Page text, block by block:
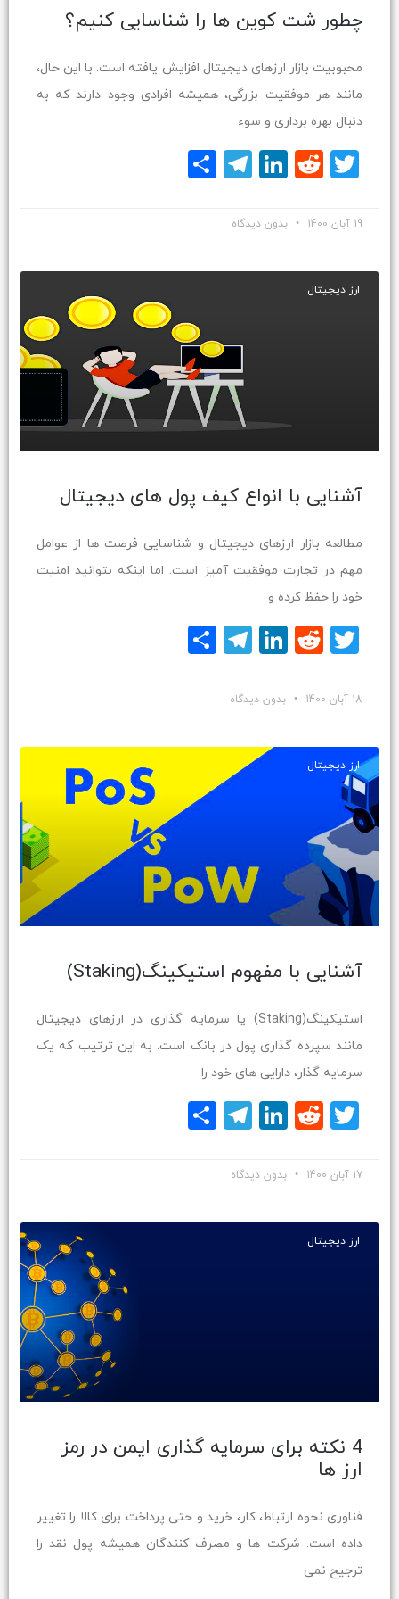
چطور شت کوین ها را شناسایی کنیم؟
محبوبیت بازار ارزهای دیجیتال افزایش یافته است. با این حال،
مانند هر موفقیت بزرگی، همیشه افرادی وجود دارند که به
دنبال بهره برداری و سوء
Twitter
Reddit
LinkedIn
Telegram
19 آبان 1400 بدون دیدگاه
ارز دیجیتال
آشنایی با انواع کیف پول های دیجیتال
مطالعه بازار ارزهای دیجیتال و شناسایی فرصت ها از عوامل
مهم در تجارت موفقیت آمیز است. اما اینکه بتوانید امنیت
خود را حفظ کرده و
Twitter
Reddit
LinkedIn
Telegram
18 آبان 1400 بدون دیدگاه
ارز دیجیتال
آشنایی با مفهوم استیکینگ(Staking)
استیکینگ(Staking) یا سرمایه گذاری در ارزهای دیجیتال
مانند سپرده گذاری پول در بانک است. به این ترتیب که یک
سرمایه گذار، دارایی های خود را
Twitter
Reddit
LinkedIn
Telegram
17 آبان 1400 بدون دیدگاه
ارز دیجیتال
4 نکته برای سرمایه گذاری ایمن در رمز
ارز ها
فناوری نحوه ارتباط، کار، خرید و حتی پرداخت برای کالا را تغییر
داده است. شرکت ها و مصرف کنندگان همیشه پول نقد را
ترجیح نمی